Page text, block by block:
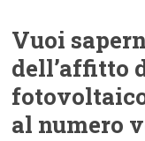
Vuoi
dell’affitto
al numero